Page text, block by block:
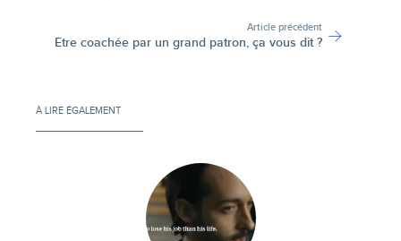
Article précédent
Etre coachée par un grand patron, ça vous dit ?
À LIRE ÉGALEMENT